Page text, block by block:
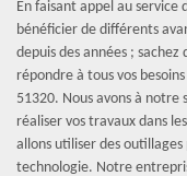
En faisant appel au
bénéficier de différents
depuis des années ;
répondre à tous vos
51320. Nous avons à notre
réaliser vos travaux dans
allons utiliser des
technologie. Notre